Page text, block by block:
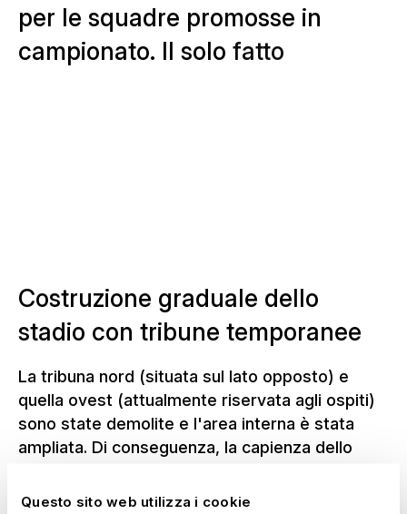
Questo sito web utilizza i cookie
per le squadre promosse in
campionato. Il solo fatto
Costruzione graduale dello
stadio con tribune temporanee
La tribuna nord (situata sul lato opposto) e
quella ovest (attualmente riservata agli ospiti)
sono state demolite e l'area interna è stata
ampliata. Di conseguenza, la capienza dello
installato tribune temporanee negli spazi così